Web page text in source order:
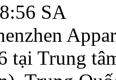
SA
tại Trung